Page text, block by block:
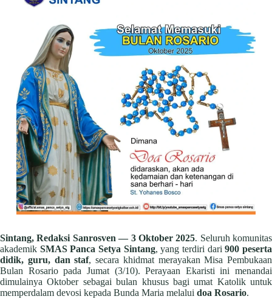
Sintang, Redaksi Sanrosven — 3 Oktober 2025. Seluruh komunitas
akademik SMAS Panca Setya Sintang, yang terdiri dari900 peserta
didik, guru, dan staf, secara khidmat merayakan Misa Pembukaan
Bulan Rosario pada Jumat (3/10). Perayaan Ekaristi ini menandai
dimulainya Oktober sebagai bulan khusus bagi umat Katolik untuk
memperdalam devosi kepada Bunda Maria melalui doa Rosario.